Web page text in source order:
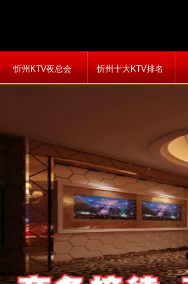
忻州KTV夜总会 忻州十大KTV排名